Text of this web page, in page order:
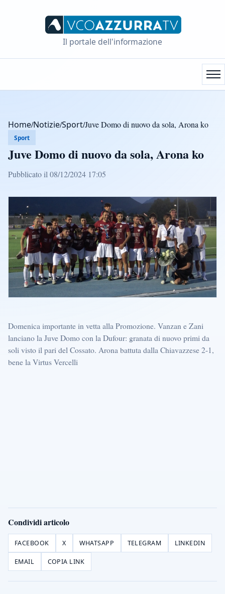
Il portale dell'informazione
Home/Notizie/Sport/Juve Domo di nuovo da sola, Arona ko
Sport
Juve Domo di nuovo da sola, Arona ko
Pubblicato il 08/12/2024 17:05
Domenica importante in vetta alla Promozione. Vanzan e Zani
lanciano la Juve Domo con la Dufour: granata di nuovo primi da
soli visto il pari del Cossato. Arona battuta dalla Chiavazzese 2-1,
bene la Virtus Vercelli
Condividi articolo
FACEBOOK X WHATSAPP TELEGRAM LINKEDIN
EMAIL COPIA LINK